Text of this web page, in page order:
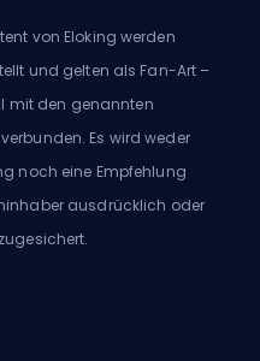
von Eloking werden
und gelten als Fan-Art –
mit den genannten
Es wird weder
noch eine Empfehlung
ausdrücklich oder